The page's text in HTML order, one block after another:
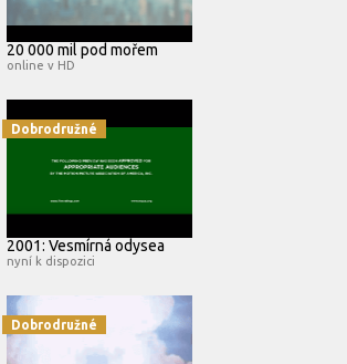
20 000 mil pod mořem
online v HD
Dobrodružné
2001: Vesmírná odysea
nyní k dispozici
Dobrodružné